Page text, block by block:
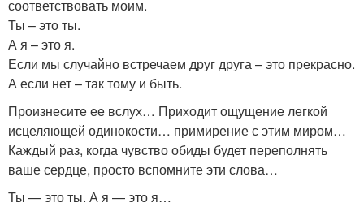
соответствовать моим.
Ты – это ты.
А я – это я.
Если мы случайно встречаем друг друга – это прекрасно.
А если нет – так тому и быть.
Произнесите ее вслух… Приходит ощущение легкой
исцеляющей одинокости… примирение с этим миром…
Каждый раз, когда чувство обиды будет переполнять
ваше сердце, просто вспомните эти слова…
Ты — это ты. А я — это я…